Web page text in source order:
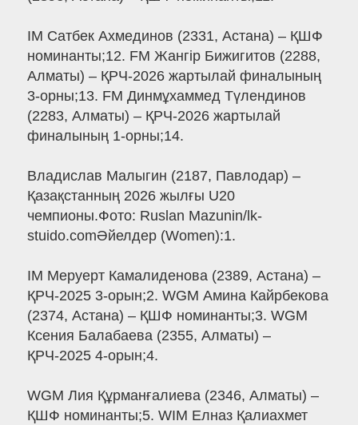
IM Сатбек Ахмединов (2331, Астана) – ҚШФ
номинанты;12. FM Жангір Бижигитов (2288,
Алматы) – ҚРЧ-2026 жартылай финалының
3-орны;13. FM Динмұхаммед Түлендинов
(2283, Алматы) – ҚРЧ-2026 жартылай
финалының 1-орны;14.
Владислав Малыгин (2187, Павлодар) –
Қазақстанның 2026 жылғы U20
чемпионы.Фото: Ruslan Mazunin/lk-
stuido.comӘйелдер (Women):1.
IM Меруерт Камалиденова (2389, Астана) –
ҚРЧ-2025 3-орын;2. WGM Амина Кайрбекова
(2374, Астана) – ҚШФ номинанты;3. WGM
Ксения Балабаева (2355, Алматы) –
ҚРЧ-2025 4-орын;4.
WGM Лия Құрманғалиева (2346, Алматы) –
ҚШФ номинанты;5. WIM Елназ Қалиахмет